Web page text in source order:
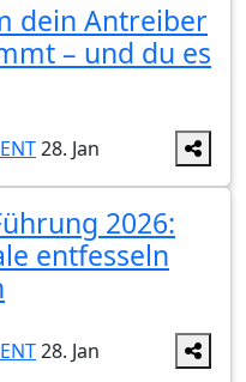
dein Antreiber
– und du es
28. Jan
2026:
entfesseln
28. Jan